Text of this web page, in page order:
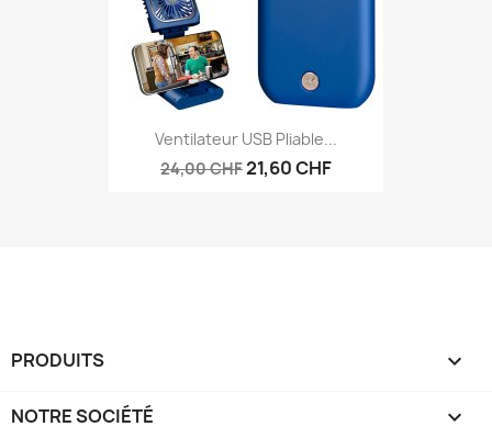
Ventilateur USB Pliable...
24,00 CHF21,60 CHF
PRODUITS 
NOTRE SOCIÉTÉ 